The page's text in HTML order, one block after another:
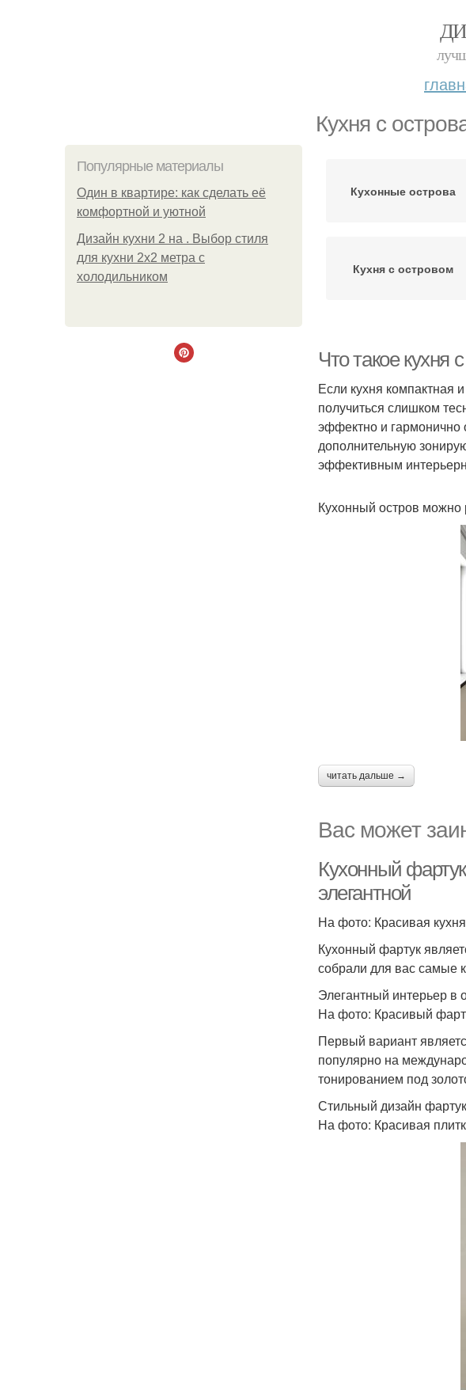
Кухня с
Популярные материалы
Один в квартире: как сделать её
комфортной и уютной
Дизайн кухни 2 на . Выбор стиля
для кухни 2х2 метра с
холодильником
Кухонные острова
Кухня с островом
Что такое кухня
Если кухня компактная
получиться слишком
эффектно и гармонично
дополнительную
эффективным
Кухонный остров можно
читать дальше →
Вас может
Кухонный
элегантной
На фото: Красивая
Кухонный фартук
собрали для вас самые
Элегантный интерьер в
На фото: Красивый
Первый вариант
популярно на
тонированием под
Стильный дизайн
На фото: Красивая